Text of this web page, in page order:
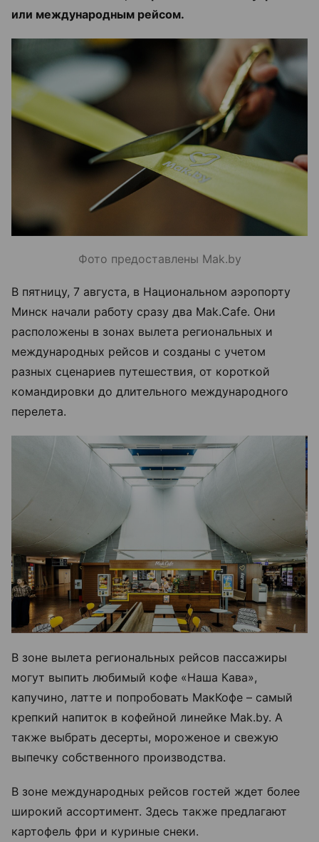
или международным рейсом.
Фото предоставлены Mak.by
В пятницу, 7 августа, в Национальном аэропорту
Минск начали работу сразу два Mak.Cafe. Они
расположены в зонах вылета региональных и
международных рейсов и созданы с учетом
разных сценариев путешествия, от короткой
командировки до длительного международного
перелета.
В зоне вылета региональных рейсов пассажиры
могут выпить любимый кофе «Наша Кава»,
капучино, латте и попробовать МакКофе – самый
крепкий напиток в кофейной линейке Mak.by. А
также выбрать десерты, мороженое и свежую
выпечку собственного производства.
В зоне международных рейсов гостей ждет более
широкий ассортимент. Здесь также предлагают
картофель фри и куриные снеки.